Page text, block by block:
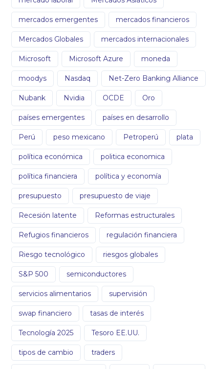
mercados emergentes mercados financieros
Mercados Globales mercados internacionales
Microsoft Microsoft Azure moneda
moodys Nasdaq Net-Zero Banking Alliance
Nubank Nvidia OCDE Oro
países emergentes países en desarrollo
Perú peso mexicano Petroperú plata
política económica politica economica
política financiera política y economía
presupuesto presupuesto de viaje
Recesión latente Reformas estructurales
Refugios financieros regulación financiera
Riesgo tecnológico riesgos globales
S&P 500 semiconductores
servicios alimentarios supervisión
swap financiero tasas de interés
Tecnología 2025 Tesoro EE.UU.
tipos de cambio traders